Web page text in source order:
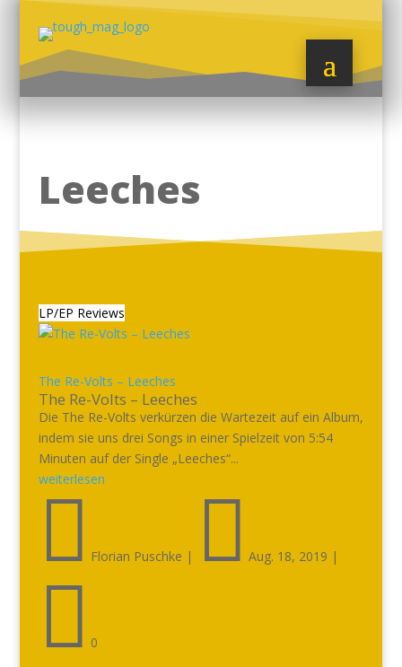
Leeches
LP/EP Reviews
The Re-Volts – Leeches
The Re-Volts – Leeches
Die The Re-Volts verkürzen die Wartezeit auf ein Album,
indem sie uns drei Songs in einer Spielzeit von 5:54
Minuten auf der Single „Leeches“...
weiterlesen
 Florian Puschke |  Aug. 18, 2019 |
 0